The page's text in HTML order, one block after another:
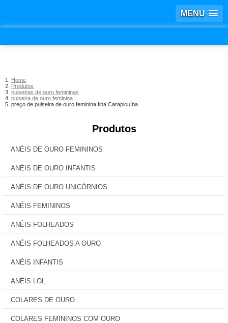
MENU
Home
Produtos
pulseiras de ouro femininas
pulseira de ouro feminina
preço de pulseira de ouro feminina fina Carapicuíba
Produtos
ANÉIS DE OURO FEMININOS
ANÉIS DE OURO INFANTIS
ANÉIS DE OURO UNICÓRNIOS
ANÉIS FEMININOS
ANÉIS FOLHEADOS
ANÉIS FOLHEADOS A OURO
ANÉIS INFANTIS
ANÉIS LOL
COLARES DE OURO
COLARES FEMININOS COM OURO